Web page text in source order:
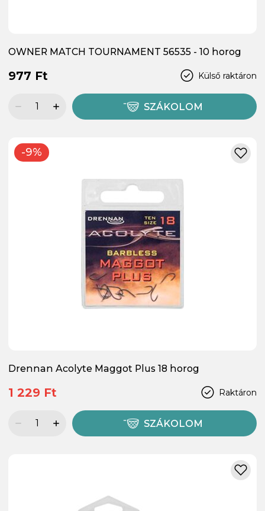
OWNER MATCH TOURNAMENT 56535 - 10 horog
Külső raktáron
977 Ft
SZÁKOLOM
-9%
Drennan Acolyte Maggot Plus 18 horog
Raktáron
1 229 Ft
SZÁKOLOM